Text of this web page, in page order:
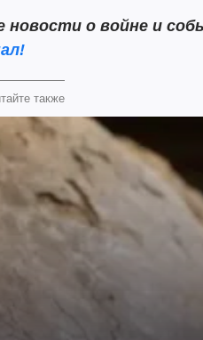
о войне и
также